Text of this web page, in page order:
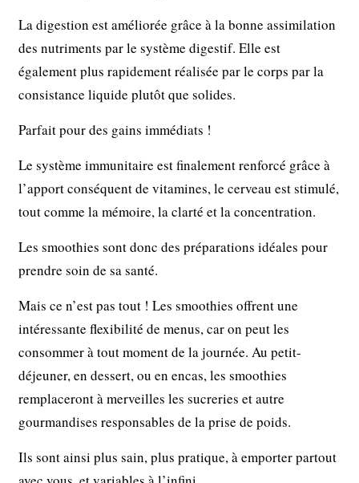
La digestion est améliorée grâce à la bonne assimilation
des nutriments par le système digestif. Elle est
également plus rapidement réalisée par le corps par la
consistance liquide plutôt que solides.
Parfait pour des gains immédiats !
Le système immunitaire est finalement renforcé grâce à
l’apport conséquent de vitamines, le cerveau est stimulé,
tout comme la mémoire, la clarté et la concentration.
Les smoothies sont donc des préparations idéales pour
prendre soin de sa santé.
Mais ce n’est pas tout ! Les smoothies offrent une
intéressante flexibilité de menus, car on peut les
consommer à tout moment de la journée. Au petit-
déjeuner, en dessert, ou en encas, les smoothies
remplaceront à merveilles les sucreries et autre
gourmandises responsables de la prise de poids.
Ils sont ainsi plus sain, plus pratique, à emporter partout